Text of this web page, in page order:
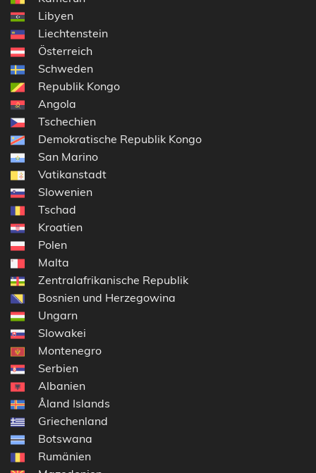
Libyen
Liechtenstein
Österreich
Schweden
Republik Kongo
Angola
Tschechien
Demokratische Republik Kongo
San Marino
Vatikanstadt
Slowenien
Tschad
Kroatien
Polen
Malta
Zentralafrikanische Republik
Bosnien und Herzegowina
Ungarn
Slowakei
Montenegro
Serbien
Albanien
Åland Islands
Griechenland
Botswana
Rumänien